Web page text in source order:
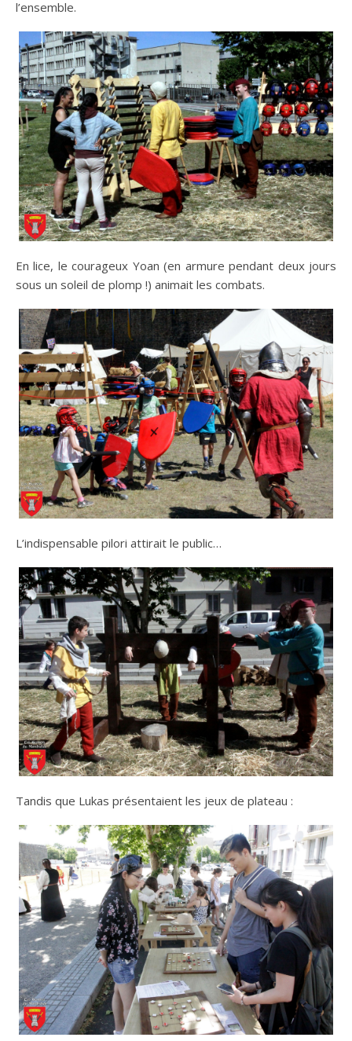
l’ensemble.
En lice, le courageux Yoan (en armure pendant deux jours
sous un soleil de plomp !) animait les combats.
L’indispensable pilori attirait le public…
Tandis que Lukas présentaient les jeux de plateau :